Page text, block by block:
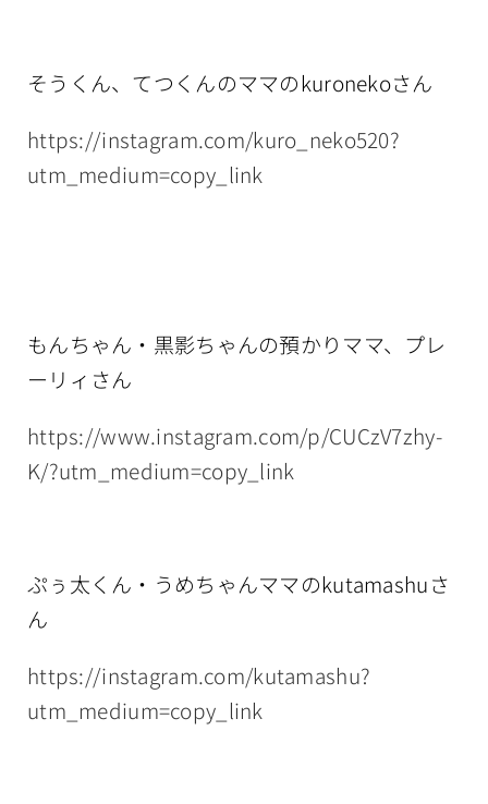
そうくん、てつくんのママのkuronekoさん
https://instagram.com/kuro_neko520?
utm_medium=copy_link
もんちゃん・黒影ちゃんの預かりママ、プレ
ーリィさん
https://www.instagram.com/p/CUCzV7zhy-
K/?utm_medium=copy_link
ぷぅ太くん・うめちゃんママのkutamashuさ
ん
https://instagram.com/kutamashu?
utm_medium=copy_link